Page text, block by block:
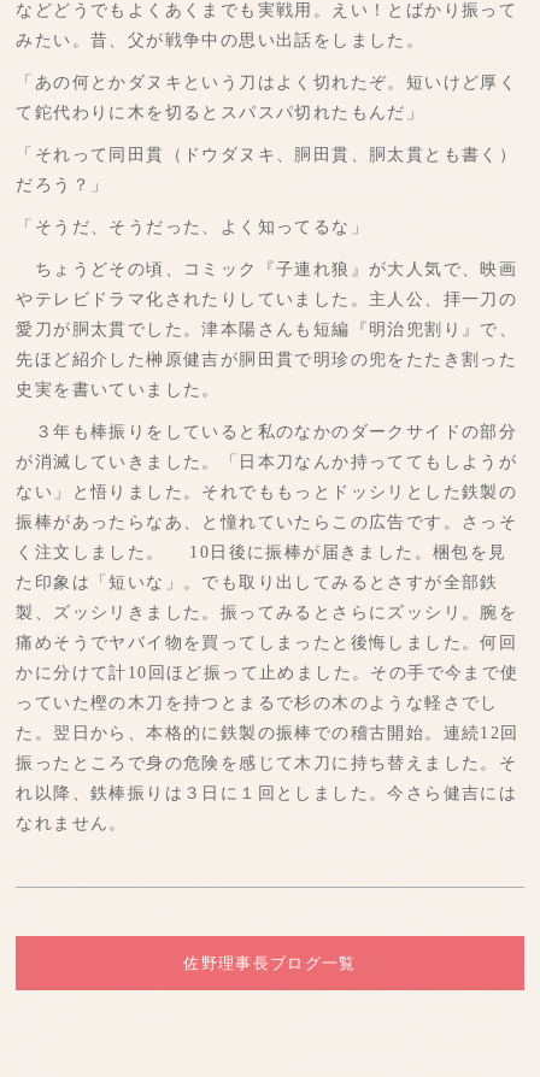
などどうでもよくあくまでも実戦用。えい！とばかり振って
みたい。昔、父が戦争中の思い出話をしました。
「あの何とかダヌキという刀はよく切れたぞ。短いけど厚く
て鉈代わりに木を切るとスパスパ切れたもんだ」
「それって同田貫（ドウダヌキ、胴田貫、胴太貫とも書く）
だろう？」
「そうだ、そうだった、よく知ってるな」
ちょうどその頃、コミック『子連れ狼』が大人気で、映画
やテレビドラマ化されたりしていました。主人公、拝一刀の
愛刀が胴太貫でした。津本陽さんも短編『明治兜割り』で、
先ほど紹介した榊原健吉が胴田貫で明珍の兜をたたき割った
史実を書いていました。
３年も棒振りをしていると私のなかのダークサイドの部分
が消滅していきました。「日本刀なんか持っててもしようが
ない」と悟りました。それでももっとドッシリとした鉄製の
振棒があったらなあ、と憧れていたらこの広告です。さっそ
く注文しました。 10日後に振棒が届きました。梱包を見
た印象は「短いな」。でも取り出してみるとさすが全部鉄
製、ズッシリきました。振ってみるとさらにズッシリ。腕を
痛めそうでヤバイ物を買ってしまったと後悔しました。何回
かに分けて計10回ほど振って止めました。その手で今まで使
っていた樫の木刀を持つとまるで杉の木のような軽さでし
た。翌日から、本格的に鉄製の振棒での稽古開始。連続12回
振ったところで身の危険を感じて木刀に持ち替えました。そ
れ以降、鉄棒振りは３日に１回としました。今さら健吉には
なれません。
佐野理事長ブログ一覧